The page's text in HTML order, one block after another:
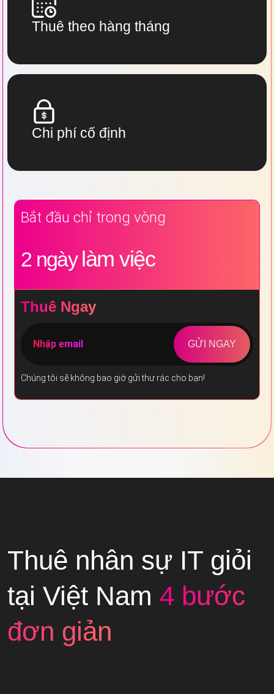
Thuê theo hàng tháng
Chi phí cố định
Bắt đầu chỉ trong vòng
2 ngàylàm việc
Thuê Ngay
GỬI NGAY
Chúng tôi sẽ không bao giờ gửi thư rác cho bạn!
Thuê nhân sự IT giỏi
tại Việt Nam 4 bước
đơn giản